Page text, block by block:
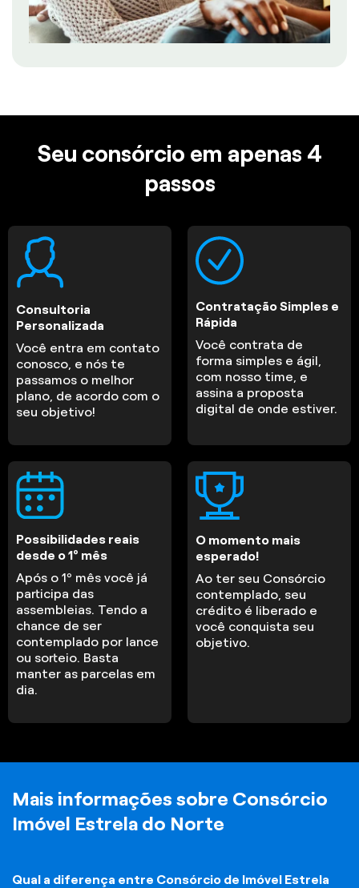
Seu consórcio em apenas 4
passos
Consultoria
Personalizada
Você entra em contato
conosco, e nós te
passamos o melhor
plano, de acordo com o
seu objetivo!
Contratação Simples e
Rápida
Você contrata de
forma simples e ágil,
com nosso time, e
assina a proposta
digital de onde estiver.
Possibilidades reais
desde o 1º mês
Após o 1º mês você já
participa das
assembleias. Tendo a
chance de ser
contemplado por lance
ou sorteio. Basta
manter as parcelas em
dia.
O momento mais
esperado!
Ao ter seu Consórcio
contemplado, seu
crédito é liberado e
você conquista seu
objetivo.
Mais informações sobre Consórcio
Imóvel Estrela do Norte
Qual a diferença entre Consórcio de Imóvel Estrela